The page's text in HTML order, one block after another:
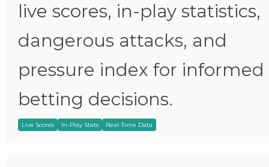
live scores, in-play statistics,
dangerous attacks, and
pressure index for informed
betting decisions.
Live Scores In-Play Stats Real-Time Data